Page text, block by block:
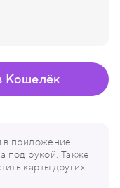
в приложение
под рукой. Также
карты других
Кошелёк